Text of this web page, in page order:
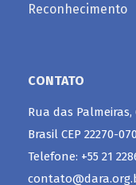
Reconhecimento
CONTATO
Rua das
Brasil CEP 22270-070
Telefone: +55 21